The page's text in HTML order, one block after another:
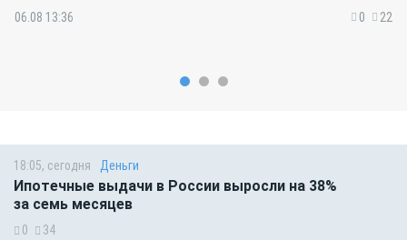
06.08 13:36 0 22
18:05, сегодня Деньги
Ипотечные выдачи в России выросли на 38%
за семь месяцев
0 34